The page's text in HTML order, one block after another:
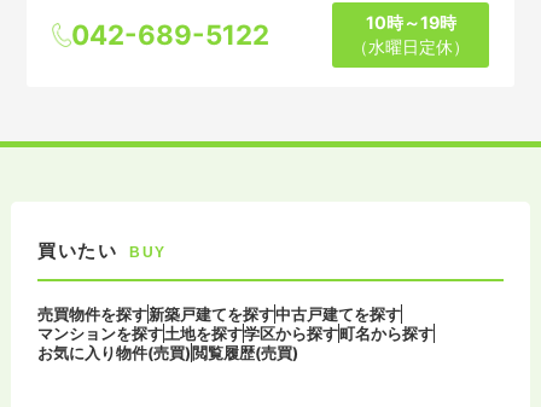
042-689-5122
10時～19時
（水曜日定休）
買いたい BUY
売買物件を探す新築戸建てを探す中古戸建てを探す
マンションを探す土地を探す学区から探す町名から探す
お気に入り物件(売買)閲覧履歴(売買)